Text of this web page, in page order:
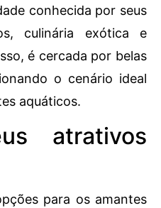
conhecida por seus
culinária exótica e
é cercada por belas
o cenário ideal
aquáticos.
atrativos
para os amantes